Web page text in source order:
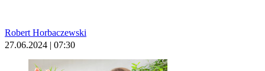
Robert Horbaczewski
27.06.2024 | 07:30